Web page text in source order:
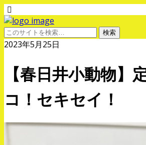
2023年5月25日
【春日井小動物】
コ！セキセイ！